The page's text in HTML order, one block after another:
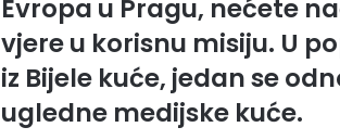
Evropa u Pragu, nećete
vjere u korisnu misiju. U
iz Bijele kuće, jedan se
ugledne medijske kuće.